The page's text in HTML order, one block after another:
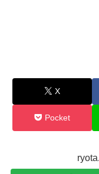
X
Pocket